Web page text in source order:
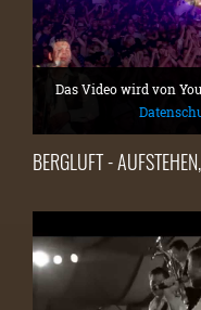
Das Video wird von
BERGLUFT -